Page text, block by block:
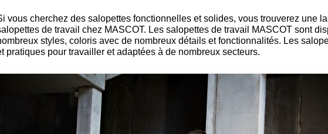
vous cherchez des salopettes fonctionnelles et solides, vous trouverez une
de travail chez MASCOT. Les salopettes de travail MASCOT sont
styles, coloris avec de nombreux détails et fonctionnalités. Les
pratiques pour travailler et adaptées à de nombreux secteurs.